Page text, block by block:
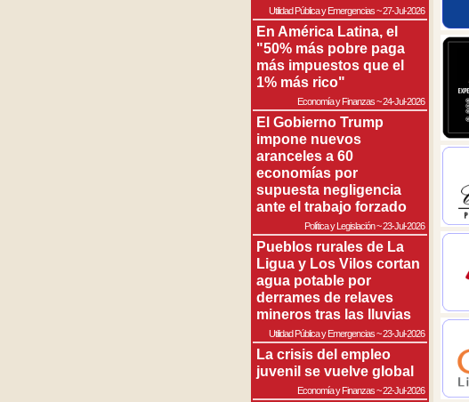
Utilidad Pública y Emergencias~27-Jul-2026
En América Latina, el
"50% más pobre paga
más impuestos que el
1% más rico"
Economía y Finanzas~24-Jul-2026
El Gobierno Trump
impone nuevos
aranceles a 60
economías por
supuesta negligencia
ante el trabajo forzado
Política y Legislación~23-Jul-2026
Pueblos rurales de La
Ligua y Los Vilos cortan
agua potable por
derrames de relaves
mineros tras las lluvias
Utilidad Pública y Emergencias~23-Jul-2026
La crisis del empleo
juvenil se vuelve global
Economía y Finanzas~22-Jul-2026